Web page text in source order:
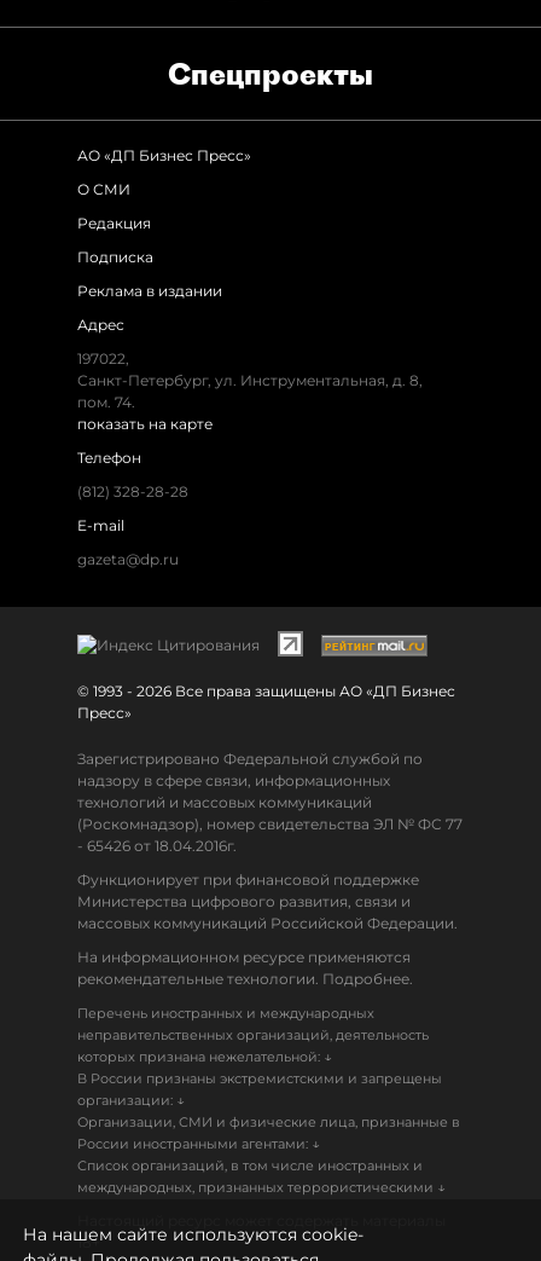
Спец­проекты
АО «ДП Бизнес Пресс»
О СМИ
Редакция
Подписка
Реклама в издании
Адрес
197022,
Санкт-Петербург, ул. Инструментальная, д. 8,
пом. 74.
показать на карте
Телефон
(812) 328-28-28
E-mail
gazeta@dp.ru
© 1993 - 2026 Все права защищены АО «ДП Бизнес
Пресс»
Зарегистрировано Федеральной службой по
надзору в сфере связи, информационных
технологий и массовых коммуникаций
(Роскомнадзор), номер свидетельства ЭЛ № ФС 77
- 65426 от 18.04.2016г.
Функционирует при финансовой поддержке
Министерства цифрового развития, связи и
массовых коммуникаций Российской Федерации.
На информационном ресурсе применяются
рекомендательные технологии. Подробнее.
Перечень иностранных и международных
неправительственных организаций, деятельность
которых признана нежелательной: ↓
В России признаны экстремистскими и запрещены
организации: ↓
Организации, СМИ и физические лица, признанные в
России иностранными агентами: ↓
Список организаций, в том числе иностранных и
международных, признанных террористическими ↓
18+
На нашем сайте используются cookie-